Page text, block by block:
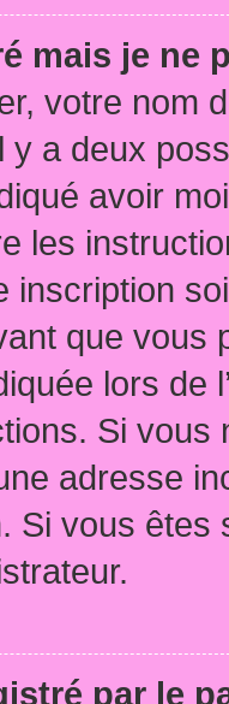
mais je ne
votre nom
a deux
avoir
les
inscription
que
lors de
Si vous
adresse
Si vous êtes
par le